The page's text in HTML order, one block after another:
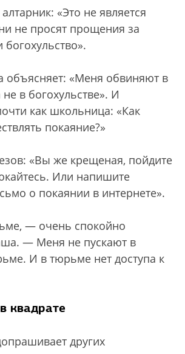
«Это не является
не просят прощения за
богохульство».
объясняет: «Меня обвиняют в
не в богохульстве». И
как школьница: «Как
покаяние?»
«Вы же крещеная, пойдите
Или напишите
о покаянии в интернете».
— очень спокойно
— Меня не пускают в
И в тюрьме нет доступа к
квадрате
других